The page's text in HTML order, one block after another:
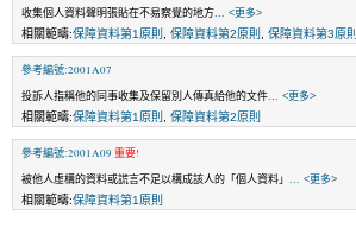
收集個人資料聲明張貼在不易察覺的地方 ... <更多>
相關範疇:保障資料第1原則 保障資料第2原則 保障資料第3原則
參考編號:2001A07
投訴人指稱他的同事收集及保留別人傳真給他的文件 ... <更多>
相關範疇:保障資料第1原則 保障資料第2原則
參考編號:2001A09 重要!
被他人虛構的資料或謊言不足以構成該人的「個人資料」 ... <更多>
相關範疇:保障資料第1原則